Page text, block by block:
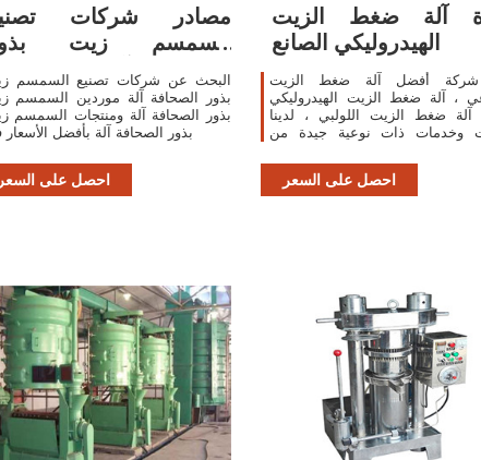
مصادر شركات
السمسم زيت
الصحافة آلة والسمسم
البحث عن شركات تصنيع السمسم
بذور الصحافة آلة موردين السمسم
بذور الصحافة آلة ومنتجات السمسم
بذور الصحافة آلة بأفضل
احصل على السعر
آلة ضغط الزيت
الهيدروليكي الصانع
أفضل آلة ضغط الزيت
، آلة ضغط الزيت الهيدروليكي
آلة ضغط الزيت اللولبي ، لدينا
وخدمات ذات نوعية جيدة من
احصل على السعر